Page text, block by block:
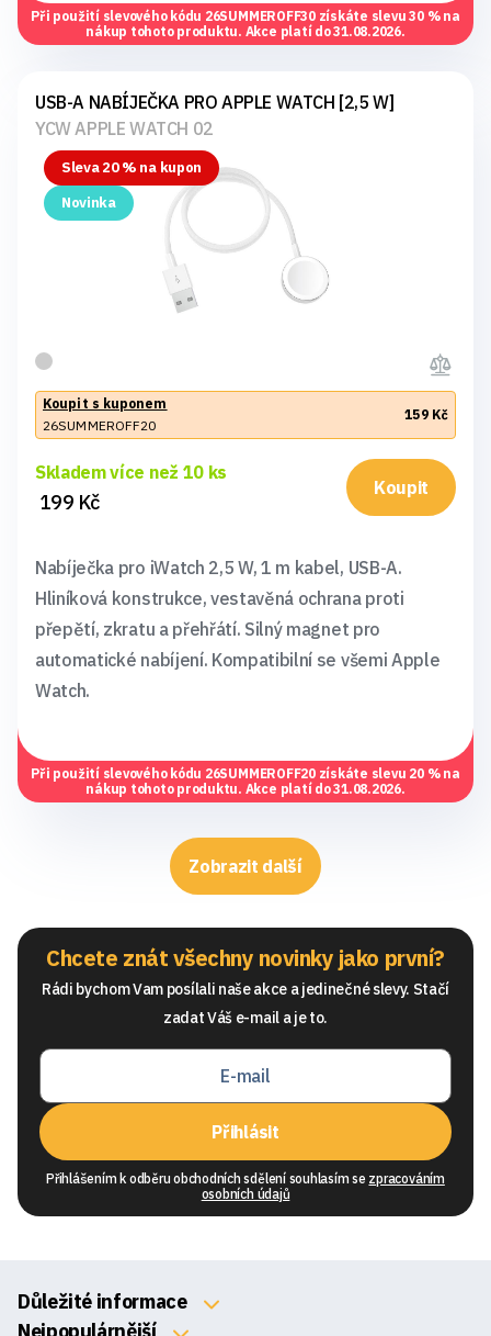
Při použití slevového kódu 26SUMMEROFF30 získáte slevu 30 % na
nákup tohoto produktu. Akce platí do 31.08.2026.
USB-A NABÍJEČKA PRO APPLE WATCH [2,5 W]
YCW APPLE WATCH 02
Sleva 20 % na kupon
Novinka
Koupit s kuponem
26SUMMEROFF20
159 Kč
Skladem více než 10 ks
199 Kč
Koupit
Nabíječka pro iWatch 2,5 W, 1 m kabel, USB-A.
Hliníková konstrukce, vestavěná ochrana proti
přepětí, zkratu a přehřátí. Silný magnet pro
automatické nabíjení. Kompatibilní se všemi Apple
Watch.
Při použití slevového kódu 26SUMMEROFF20 získáte slevu 20 % na
nákup tohoto produktu. Akce platí do 31.08.2026.
Zobrazit další
Chcete znát všechny novinky jako první?
Rádi bychom Vam posílali naše akce a jedinečné slevy. Stačí
zadat Váš e-mail a je to.
Přihlásit
Přihlášením k odběru obchodních sdělení souhlasím se zpracováním
osobních údajů
Důležité informace
O nás